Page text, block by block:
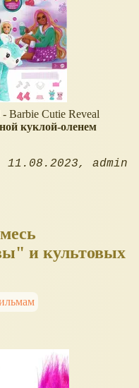
Barbie Cutie Reveal
куклой-оленем
11.08.2023 admin
и культовых